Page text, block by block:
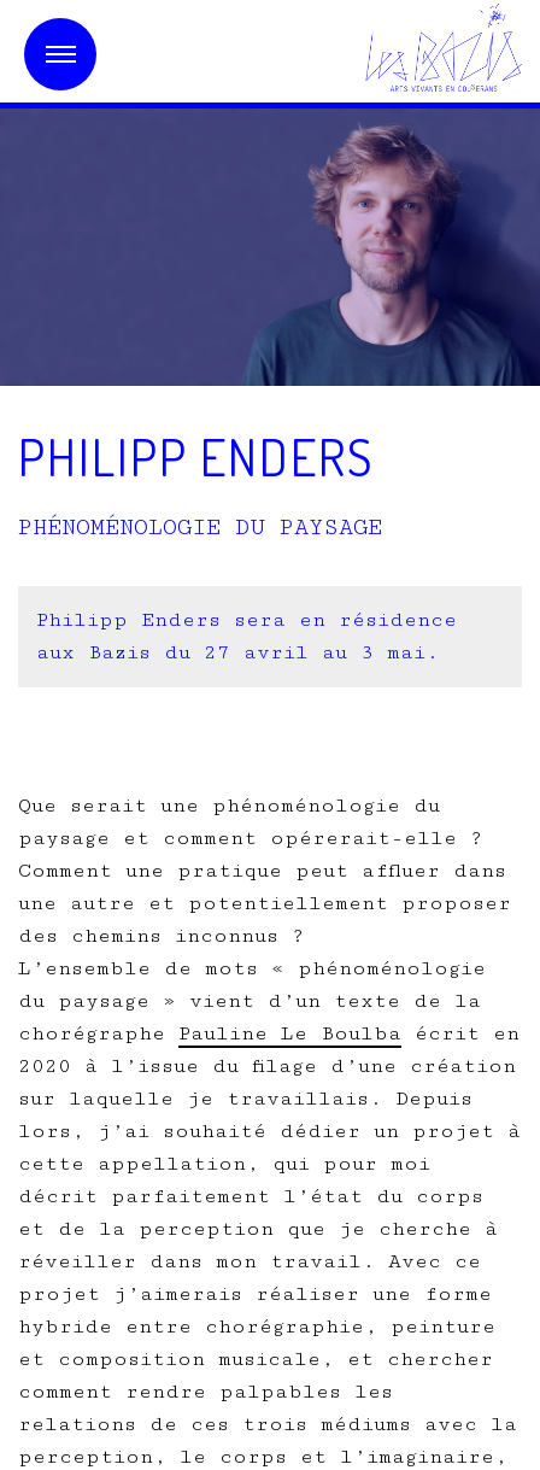
PHILIPP ENDERS
PHÉNOMÉNOLOGIE DU PAYSAGE
Philipp Enders sera en résidence
aux Bazis du 27 avril au 3 mai.
Que serait une phénoménologie du
paysage et comment opérerait-elle ?
Comment une pratique peut affluer dans
une autre et potentiellement proposer
des chemins inconnus ?
L’ensemble de mots « phénoménologie
du paysage » vient d’un texte de la
chorégraphe Pauline Le Boulba écrit en
2020 à l’issue du filage d’une création
sur laquelle je travaillais. Depuis
lors, j’ai souhaité dédier un projet à
cette appellation, qui pour moi
décrit parfaitement l’état du corps
et de la perception que je cherche à
réveiller dans mon travail. Avec ce
projet j’aimerais réaliser une forme
hybride entre chorégraphie, peinture
et composition musicale, et chercher
comment rendre palpables les
relations de ces trois médiums avec la
perception, le corps et l’imaginaire,